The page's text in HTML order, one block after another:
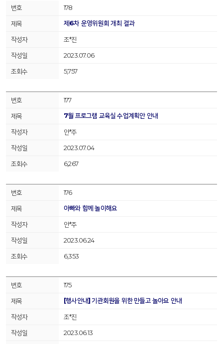
178
제6차 운영위원회 개최 결과
조*진
2023.07.06
5,757
177
7월 프로그램 교육실 수업계획안 안내
안*주
2023.07.04
6,267
176
아빠와 함께 놀이해요
안*주
2023.06.24
6,353
175
[행사안내] 기관회원을 위한 만들고 놀아요 안내
조*진
2023.06.13